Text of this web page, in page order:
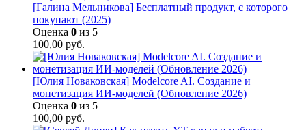
[Галина Мельникова] Бесплатный продукт, с которого
покупают (2025)
Оценка 0 из 5
100,00 руб.
[Юлия Новаковская] Modelcore AI. Создание и
монетизация ИИ-моделей (Обновление 2026)
Оценка 0 из 5
100,00 руб.